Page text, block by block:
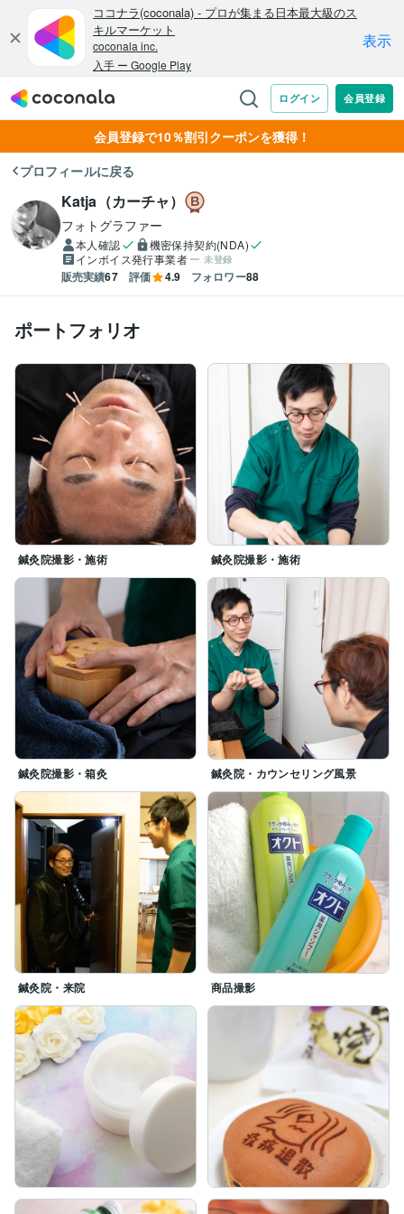
会員登録で10％割引クーポンを獲得！
プロフィールに戻る
Katja（カーチャ）
フォトグラファー
本人確認
機密保持契約(NDA)
インボイス発行事業者
未登録
販売実績67 評価 4.9 フォロワー88
ポートフォリオ
鍼灸院撮影・施術 鍼灸院撮影・施術
鍼灸院撮影・箱灸 鍼灸院・カウンセリング風景
鍼灸院・来院 商品撮影